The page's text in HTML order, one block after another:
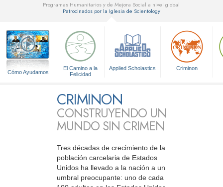
Programas Humanitarios y de Mejora Social a nivel global
Patrocinados por la Iglesia de Scientology
Cómo Ayudamos
El Camino a la
Felicidad
Applied Scholastics Criminon
CRIMINON
CONSTRUYENDO UN
MUNDO SIN CRIMEN
Tres décadas de crecimiento de la
población carcelaria de Estados
Unidos ha llevado a la nación a un
umbral preocupante: uno de cada